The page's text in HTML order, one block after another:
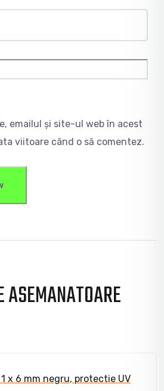
emailul și site-ul web în acest
viitoare când o să comentez.
ASEMANATOARE
x 6 mm negru, protectie UV